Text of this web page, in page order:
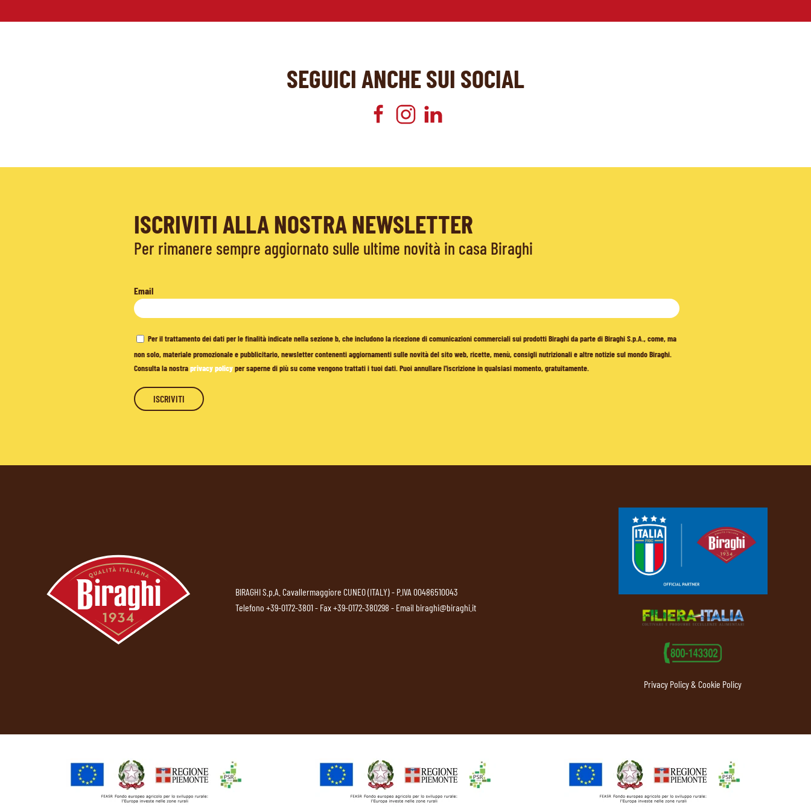
SEGUICI ANCHE SUI SOCIAL
ISCRIVITI ALLA NOSTRA NEWSLETTER
Per rimanere sempre aggiornato sulle ultime novità in casa Biraghi
Email
Per il trattamento dei dati per le finalità indicate nella sezione b, che includono la ricezione di comunicazioni commerciali sui prodotti Biraghi da parte di Biraghi S.p.A., come, ma
non solo, materiale promozionale e pubblicitario, newsletter contenenti aggiornamenti sulle novità del sito web, ricette, menù, consigli nutrizionali e altre notizie sul mondo Biraghi.
Consulta la nostraprivacy policyper saperne di più su come vengono trattati i tuoi dati. Puoi annullare l'iscrizione in qualsiasi momento, gratuitamente.
BIRAGHI S.p.A. Cavallermaggiore CUNEO (ITALY) - P.IVA 00486510043
Telefono +39-0172-3801- Fax +39-0172-380298 - Email biraghi@biraghi.it
Privacy Policy & Cookie Policy